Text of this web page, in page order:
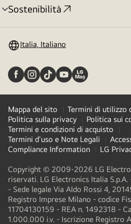
Sostenibilità
Attivazione
Italia, Italiano
Mappa del sito
Termini di utilizzo
Politica sulla privacy
Politica sui
Termini e condizioni di acquisto
Termini d'uso e Note Legali
Compliance Information
LG
Copyright © 2009-2026 LG
riservati. LG Electronics Italia
- Sede legale Via Aldo Rossi 4,
Registro Imprese Milano - codice
11704130159 - REA n. 1492318 -
1.000.000 i.v. - Iscrizione Registro